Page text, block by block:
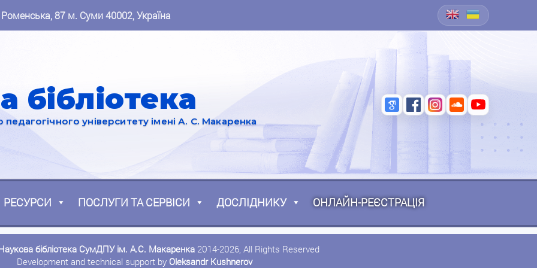
87 м. Суми 40002, Україна
бібліотека
університету імені А. С. Макаренка
РЕСУРСИ ПОСЛУГИ ТА СЕРВІСИ ДОСЛІДНИКУ ОНЛАЙН-РЕЄСТРАЦІЯ
бібліотека СумДПУ ім. А.С. Макаренка 2014-2026, All Rights Reserved
Development and technical support by Oleksandr Kushnerov